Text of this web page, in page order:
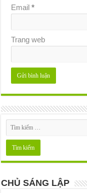
Email*
Trang web
CHỦ SÁNG LẬP